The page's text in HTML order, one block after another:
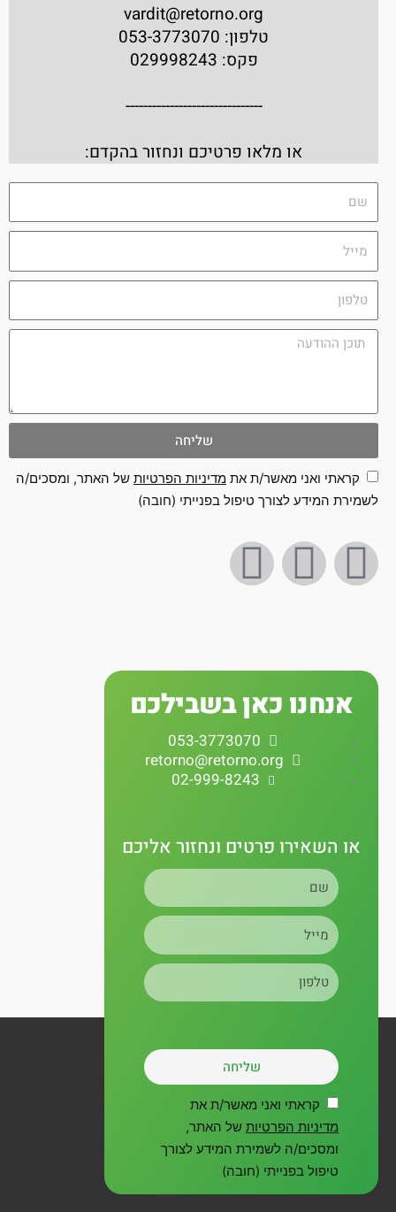
vardit@retorno.org
טלפון: 053-3773070
פקס: 029998243
-------------------------------
או מלאו פרטיכם ונחזור בהקדם:
שליחה
קראתי ואני מאשר/ת אתמדיניות הפרטיותשל האתר, ומסכים/ה
המידע לצורך טיפול בפנייתי (חובה)
F
e
o
Y
t
e
I
t
a
g
r
a
m
אנחנו כאן בשבילכם
053-3773070
retorno@retorno.org
02-999-8243
או השאירו פרטים ונחזור אליכם
טלפון
שליחה
קראתי ואני מאשר/ת את
מדיניות הפרטיותשל האתר,
ומסכים/ה לשמירת המידע לצורך
טיפול בפנייתי (חובה)